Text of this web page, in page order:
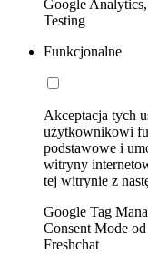
Google
Testing
Funkcjonalne
Akceptacja tych
użytkownikowi
podstawowe i
witryny
tej witrynie z
Google Tag
Consent Mode
Freshchat